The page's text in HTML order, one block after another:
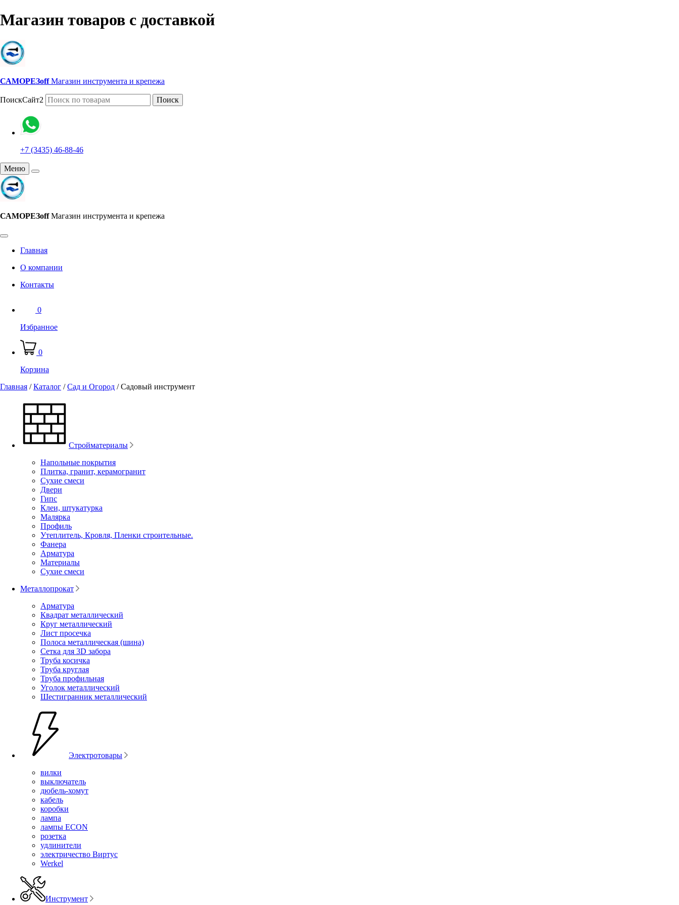
Магазин товаров с доставкой
САМОРЕЗoff Магазин инструмента и крепежа
ПоискСайт2 Поиск
+7 (3435) 46-88-46
Меню
САМОРЕЗoff Магазин инструмента и крепежа
Главная
О компании
Контакты
0
Избранное
0
Корзина
Главная /Каталог /Сад и Огород /Садовый инструмент
Стройматериалы
Напольные покрытия
Плитка, гранит, керамогранит
Сухие смеси
Двери
Гипс
Клеи, штукатурка
Малярка
Профиль
Утеплитель, Кровля, Пленки строительные.
Фанера
Арматура
Материалы
Сухие смеси
Металлопрокат
Арматура
Квадрат металлический
Круг металлический
Лист просечка
Полоса металлическая (шина)
Сетка для 3D забора
Труба косичка
Труба круглая
Труба профильная
Уголок металлический
Шестигранник металлический
Электротовары
вилки
выключатель
дюбель-хомут
кабель
коробки
лампа
лампы ECON
розетка
удлинители
электричество Виртус
Werkel
Инструмент